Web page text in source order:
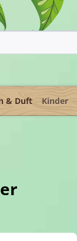
& Duft Kinder